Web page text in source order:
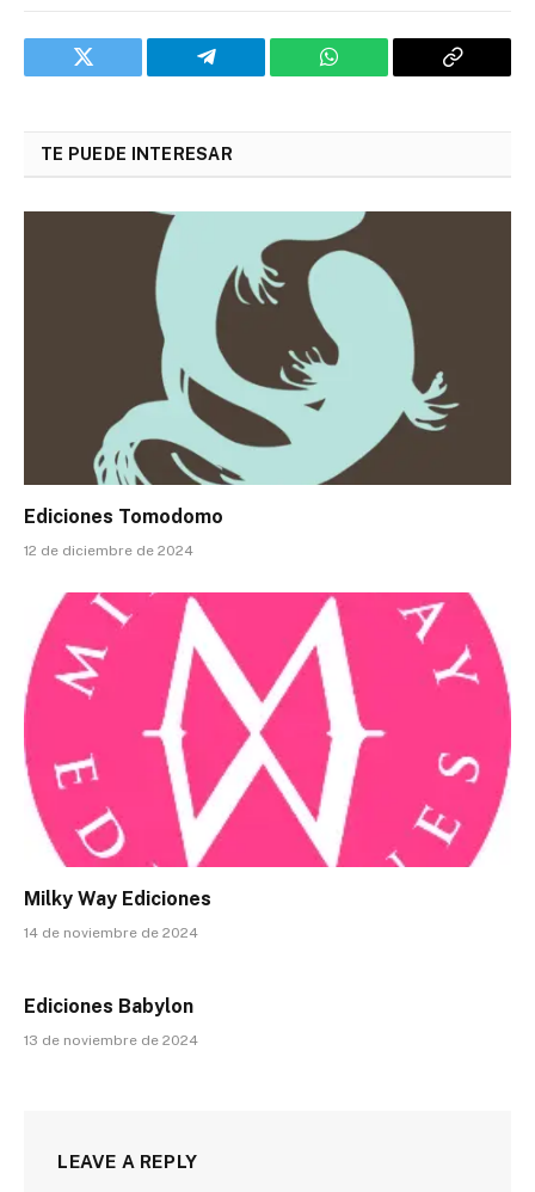
Twitter Telegram WhatsApp
Copy
TE PUEDE INTERESAR
Ediciones Tomodomo
12 de diciembre de 2024
Milky Way Ediciones
14 de noviembre de 2024
Ediciones Babylon
13 de noviembre de 2024
LEAVE A REPLY